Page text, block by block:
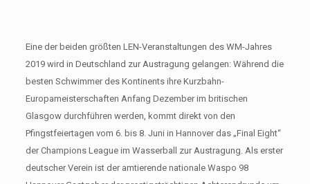
Eine der beiden größten LEN-Veranstaltungen des WM-Jahres
2019 wird in Deutschland zur Austragung gelangen: Während die
besten Schwimmer des Kontinents ihre Kurzbahn-
Europameisterschaften Anfang Dezember im britischen
Glasgow durchführen werden, kommt direkt von den
Pfingstfeiertagen vom 6. bis 8. Juni in Hannover das „Final Eight“
der Champions League im Wasserball zur Austragung. Als erster
deutscher Verein ist der amtierende nationale Waspo 98